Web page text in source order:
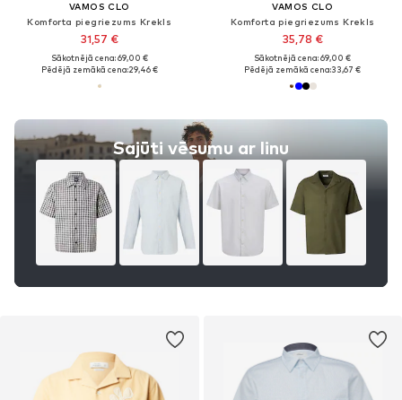
VAMOS CLO
Komforta piegriezums Krekls
31,57 €
Sākotnējā cena: 69,00 €
Pēdējā zemākā cena:29,46 €
Sajūti vēsumu ar linu
VAMOS CLO
Komforta piegriezums Krekls
35,78 €
Sākotnējā cena: 69,00 €
Pēdējā zemākā cena:33,67 €